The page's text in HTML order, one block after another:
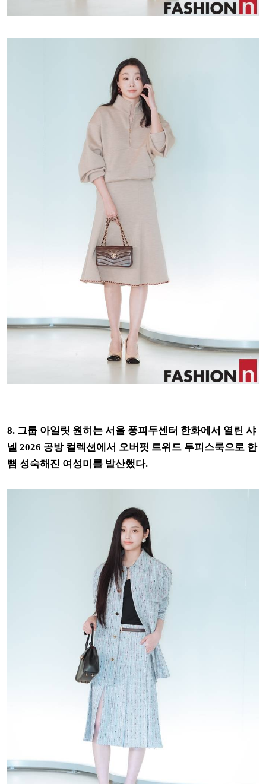
8. 그룹 아일릿 원히는 서울 퐁피두센터 한화에서 열린 샤
넬 2026 공방 컬렉션에서 오버핏 트위드 투피스룩으로 한
뼘 성숙해진 여성미를 발산했다.